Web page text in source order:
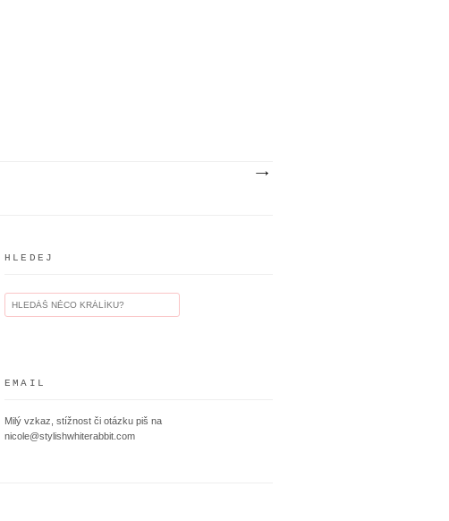
HLEDEJ
EMAIL
Milý vzkaz, stížnost či otázku piš na
nicole@stylishwhiterabbit.com